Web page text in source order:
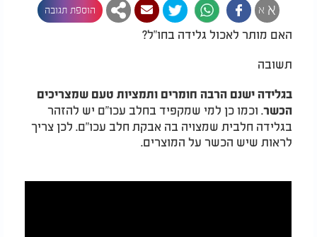
א א הוספת תגובה
האם מותר לאכול גלידה בחו"ל?
תשובה
בגלידה ישנם הרבה חומרים ותמציות טעם שמצריכים
הכשר. וכמו כן למי שמקפיד בחלב עכו"ם יש להזהר
בגלידה חלבית שמצויה בה אבקת חלב עכו"ם. לכן צריך
לראות שיש הכשר על המוצרים.